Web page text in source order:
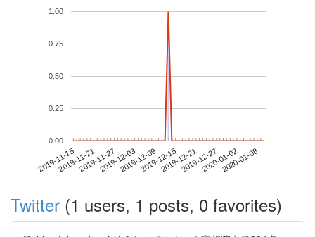
2019-11-152019-11-212019-11-272019-12-032019-12-092019-12-152019-12-212019-12-272020-01-022020-01-08
0.00
0.25
0.50
0.75
1.00
Twitter (1 users, 1 posts, 0 favorites)